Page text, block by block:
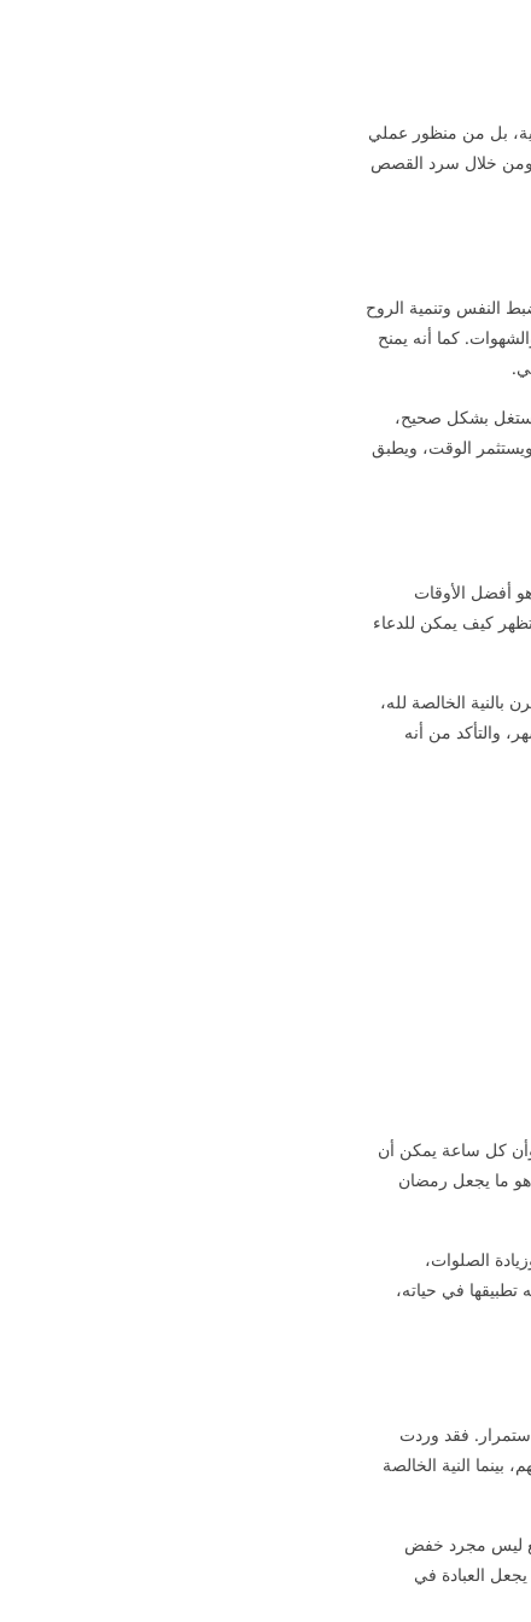
بل من منظور عملي
ومن خلال سرد القصص
النفس وتنمية الروح
كما أنه يمنح
بشكل صحيح،
الوقت، ويطبق
أفضل الأوقات
تظهر كيف يمكن للدعاء
الخالصة لله،
والتأكد من أنه
كل ساعة يمكن أن
هو ما يجعل رمضان
الصلوات،
تطبيقها في حياته،
فقد وردت
النية الخالصة
ليس مجرد خفض
العبادة في